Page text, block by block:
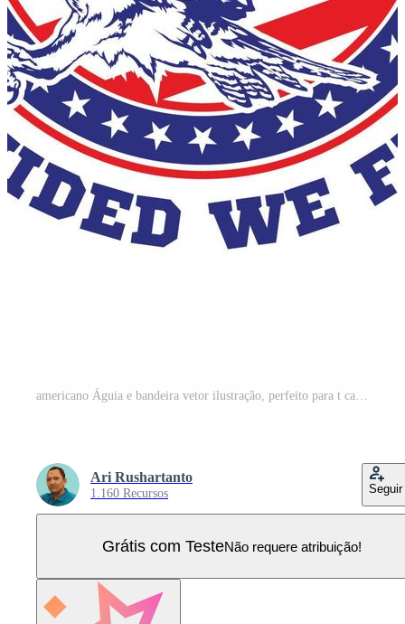
americano Águia e bandeira vetor ilustração, perfeito para t camisa Projeto e anual evento logotipo Projeto Vetor Pro
Ari Rushartanto
1.160 Recursos Seguir
Grátis com TesteNão requere atribuição!